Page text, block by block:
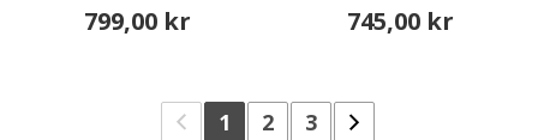
799,00 kr 745,00 kr
1 2 3